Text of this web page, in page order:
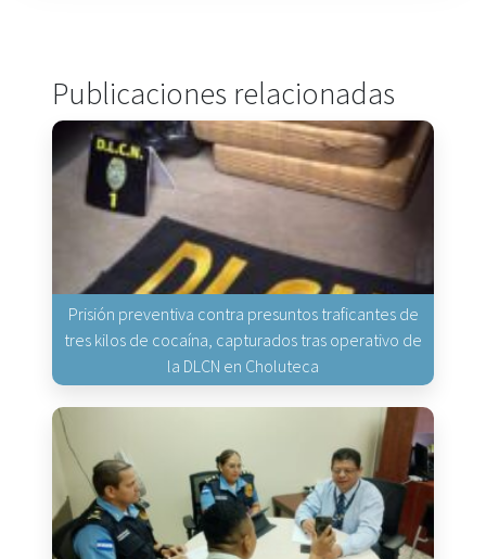
Publicaciones relacionadas
Prisión preventiva contra presuntos traficantes de
tres kilos de cocaína, capturados tras operativo de
la DLCN en Choluteca